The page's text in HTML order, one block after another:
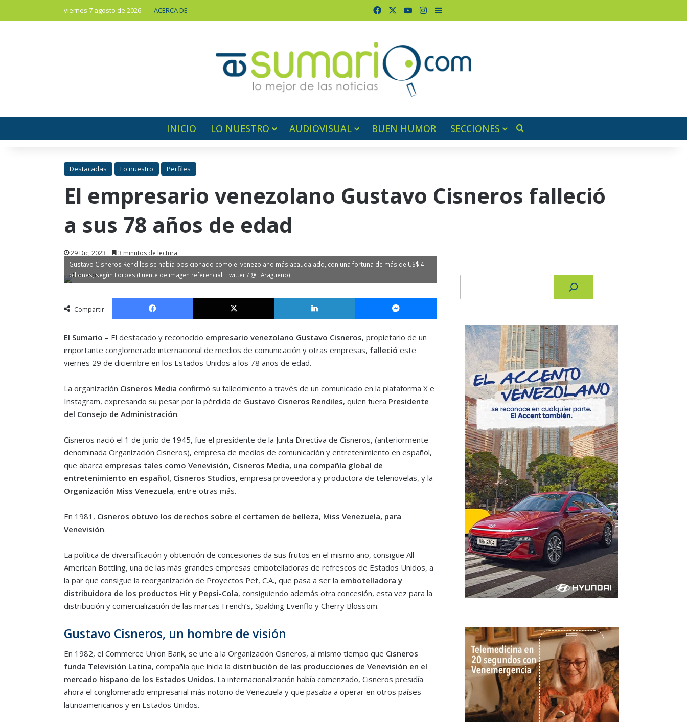
viernes 7 agosto de 2026 ACERCA DE FacebookYouTubeInstagram
Barra lateral
INICIO LO NUESTRO AUDIOVISUAL BUEN HUMOR SECCIONES
Destacadas Lo nuestro Perfiles
El empresario venezolano Gustavo Cisneros falleció
a sus 78 años de edad
29 Dic, 2023 3 minutos de lectura
Gustavo Cisneros Rendiles se había posicionado como el venezolano más acaudalado, con una fortuna de más de US$ 4
billones, según Forbes (Fuente de imagen referencial: Twitter / @ElAragueno)
Compartir
Facebook X LinkedIn Messenger
El Sumario – El destacado y reconocido empresario venezolano Gustavo Cisneros, propietario de un
importante conglomerado internacional de medios de comunicación y otras empresas, falleció este
viernes 29 de diciembre en los Estados Unidos a los 78 años de edad.
La organización Cisneros Media confirmó su fallecimiento a través de un comunicado en la plataforma X e
Instagram, expresando su pesar por la pérdida de Gustavo Cisneros Rendiles, quien fuera Presidente
del Consejo de Administración.
Cisneros nació el 1 de junio de 1945, fue el presidente de la Junta Directiva de Cisneros, (anteriormente
denominada Organización Cisneros), empresa de medios de comunicación y entretenimiento en español,
que abarca empresas tales como Venevisión, Cisneros Media, una compañía global de
entretenimiento en español, Cisneros Studios, empresa proveedora y productora de telenovelas, y la
Organización Miss Venezuela, entre otras más.
En 1981, Cisneros obtuvo los derechos sobre el certamen de belleza, Miss Venezuela, para
Venevisión.
La política de diversificación y obtención de concesiones da sus frutos en el mismo año, consigue All
American Bottling, una de las más grandes empresas embotelladoras de refrescos de Estados Unidos, a
la par que consigue la reorganización de Proyectos Pet, C.A., que pasa a ser la embotelladora y
distribuidora de los productos Hit y Pepsi-Cola, consiguiendo además otra concesión, esta vez para la
distribución y comercialización de las marcas French’s, Spalding Evenflo y Cherry Blossom.
Gustavo Cisneros, un hombre de visión
En 1982, el Commerce Union Bank, se une a la Organización Cisneros, al mismo tiempo que Cisneros
funda Televisión Latina, compañía que inicia la distribución de las producciones de Venevisión en el
mercado hispano de los Estados Unidos. La internacionalización había comenzado, Cisneros presidía
ahora el conglomerado empresarial más notorio de Venezuela y que pasaba a operar en otros países
latinoamericanos y en Estados Unidos.